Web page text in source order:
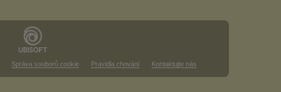
Správa souborů cookie Pravidla chování Kontaktujte nás